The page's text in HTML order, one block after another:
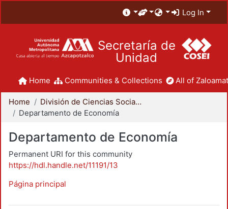
Log In
Secretaría de
Unidad
Home Communities & Collections All of
Home
División de Ciencias Sociales y Humanidades
Departamento de Economía
Departamento de Economía
Permanent URI for this community
https://hdl.handle.net/11191/13
Página principal